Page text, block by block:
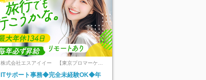
株式会社エスアイイー 【東京プロマーケッ
ITサポート事務◆完全未経験OK◆年